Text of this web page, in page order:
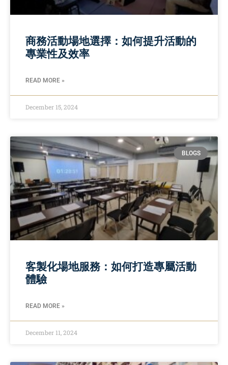
商務活動場地選擇：如何提升活動的
專業性及效率
READ MORE »
December 15, 2024
BLOGS
客製化場地服務：如何打造專屬活動
體驗
READ MORE »
December 11, 2024